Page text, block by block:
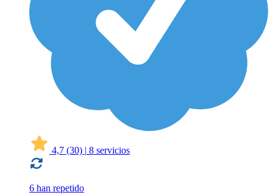
4,7 (30) | 8 servicios
6 han repetido